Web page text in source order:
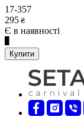
17-357
295 ₴
Є в наявності
Купити